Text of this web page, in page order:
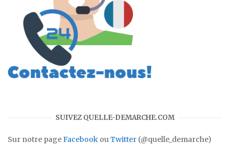
SUIVEZ QUELLE-DEMARCHE.COM
Sur notre pageFacebook ouTwitter (@quelle_demarche)